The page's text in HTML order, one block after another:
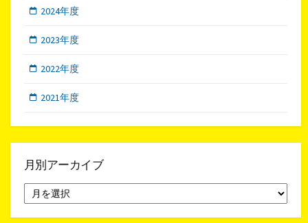
2024年度
2023年度
2022年度
2021年度
月別アーカイブ
別
ア